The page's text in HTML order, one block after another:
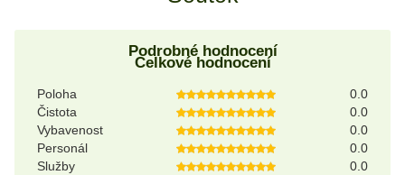
Podrobné hodnocení
Celkové hodnocení
Poloha
0.0
Čistota
0.0
Vybavenost
0.0
Personál
0.0
Služby
0.0